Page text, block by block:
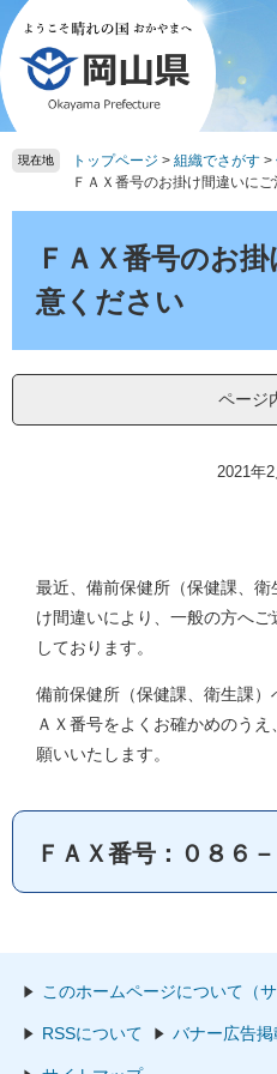
ペ
ー
ジ
の
先
頭
メ
ニ
ュ
ー
を
飛
て
現在地 トップページ > 組織でさがす >
ＦＡＸ番号のお掛け間違いに
ＦＡＸ番号のお
意ください
ページ
2021年
最近、備前保健所（保健課、
け間違いにより、一般の方へ
しております。
備前保健所（保健課、衛生課）
ＡＸ番号をよくお確かめのう
願いいたします。
ＦＡＸ番号：０８６
このホームページについて（サ
RSSについて バナー広告